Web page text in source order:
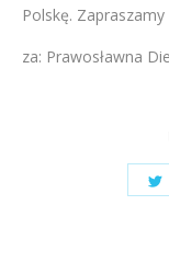
Polskę. Zapraszamy
za: Prawosławna